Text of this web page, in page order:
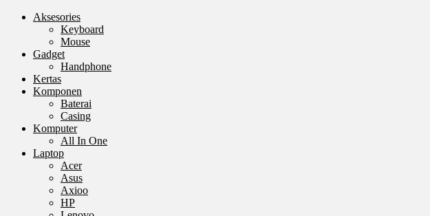
Aksesories
Keyboard
Mouse
Gadget
Handphone
Kertas
Komponen
Baterai
Casing
Komputer
All In One
Laptop
Acer
Asus
Axioo
HP